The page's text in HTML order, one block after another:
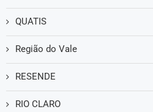
QUATIS
Região do Vale
RESENDE
RIO CLARO